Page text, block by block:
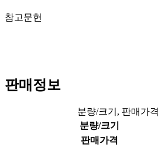
참고문헌
판매정보
분량/크기, 판매가격
분량/크기
판매가격